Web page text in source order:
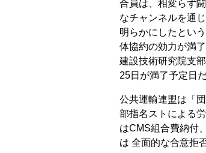
合員は、相変らず
なチャンネルを通
明らかにしたとい
体協約の効力が満
建設技術研究院支
25日が満了予定日だ
公共運輸連盟は「
部指名ストによる
はCMS組合費納付
は 全面的な合意拒